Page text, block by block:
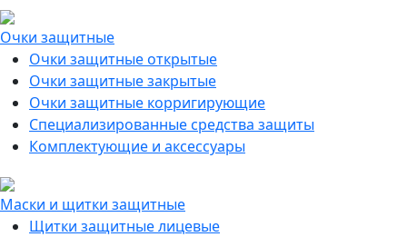
Очки защитные
Очки защитные открытые
Очки защитные закрытые
Очки защитные корригирующие
Специализированные средства защиты
Комплектующие и аксессуары
Маски и щитки защитные
Щитки защитные лицевые